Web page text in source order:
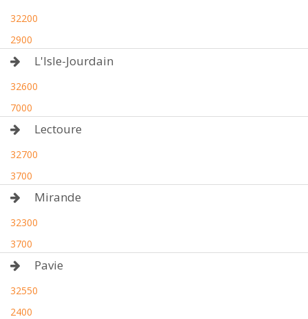
32200
2900
L'Isle-Jourdain
32600
7000
Lectoure
32700
3700
Mirande
32300
3700
Pavie
32550
2400